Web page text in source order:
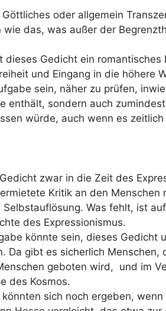
oder allgemein
das, was außer der
dieses Gedicht ein romantisches
und Eingang in die höhere
sein, näher zu prüfen,
enthält, sondern auch
würde, auch wenn es
zwar in die Zeit des
Kritik an den Menschen
Was fehlt, ist
des Expressionismus.
könnte sein, dieses Gedicht
Da gibt es sicherlich Menschen,
geboten wird, und im
des Kosmos.
sich noch ergeben,